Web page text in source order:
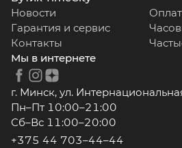
Новости
Гарантия и сервис
Контакты
Мы в интернете
г. Минск, ул.
Пн–Пт 10:00–21:00
Сб–Вс 11:00–20:00
+375 44 703–44–44